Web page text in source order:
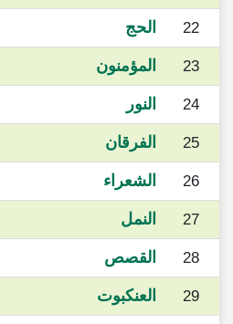
22 الحج
23 المؤمنون
24 النور
25 الفرقان
26 الشعراء
27 النمل
28 القصص
29 العنكبوت